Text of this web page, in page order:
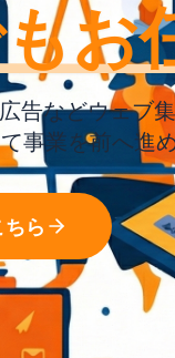
お
告などウェブ
て事業を前へ進
ら